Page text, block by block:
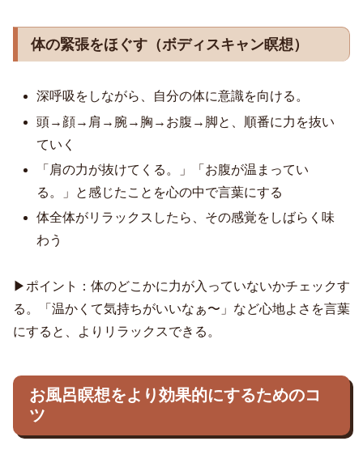
体の緊張をほぐす（ボディスキャン瞑想）
深呼吸をしながら、自分の体に意識を向ける。
頭→顔→肩→腕→胸→お腹→脚と、順番に力を抜い
ていく
「肩の力が抜けてくる。」「お腹が温まってい
る。」と感じたことを心の中で言葉にする
体全体がリラックスしたら、その感覚をしばらく味
わう
▶︎ポイント：体のどこかに力が入っていないかチェックす
る。「温かくて気持ちがいいなぁ〜」など心地よさを言葉
にすると、よりリラックスできる。
お風呂瞑想をより効果的にするためのコ
ツ